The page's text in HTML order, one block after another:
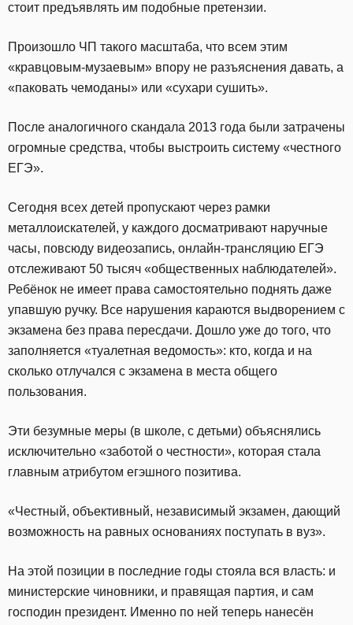
стоит предъявлять им подобные претензии.
Произошло ЧП такого масштаба, что всем этим
«кравцовым-музаевым» впору не разъяснения давать, а
«паковать чемоданы» или «сухари сушить».
После аналогичного скандала 2013 года были затрачены
огромные средства, чтобы выстроить систему «честного
ЕГЭ».
Сегодня всех детей пропускают через рамки
металлоискателей, у каждого досматривают наручные
часы, повсюду видеозапись, онлайн-трансляцию ЕГЭ
отслеживают 50 тысяч «общественных наблюдателей».
Ребёнок не имеет права самостоятельно поднять даже
упавшую ручку. Все нарушения караются выдворением с
экзамена без права пересдачи. Дошло уже до того, что
заполняется «туалетная ведомость»: кто, когда и на
сколько отлучался с экзамена в места общего
пользования.
Эти безумные меры (в школе, с детьми) объяснялись
исключительно «заботой о честности», которая стала
главным атрибутом егэшного позитива.
«Честный, объективный, независимый экзамен, дающий
возможность на равных основаниях поступать в вуз».
На этой позиции в последние годы стояла вся власть: и
министерские чиновники, и правящая партия, и сам
господин президент. Именно по ней теперь нанесён